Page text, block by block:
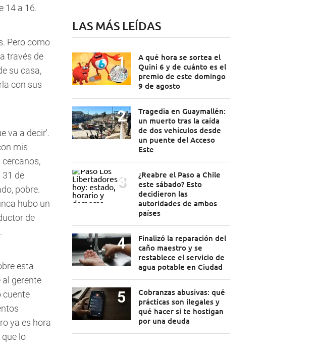
14 a 16.
Pero como
través de
su casa,
con sus
va a decir'.
mis
31 de
pobre.
hubo un
de
esta
gerente
cuente
ya es hora
lo
LAS MÁS LEÍDAS
A qué hora se sortea el
Quini 6 y de cuánto es el
premio de este domingo
9 de agosto
Tragedia en Guaymallén:
un muerto tras la caída
de dos vehículos desde
un puente del Acceso
Este
¿Reabre el Paso a Chile
este sábado? Esto
decidieron las
autoridades de ambos
países
Finalizó la reparación del
caño maestro y se
restablece el servicio de
agua potable en Ciudad
Cobranzas abusivas: qué
prácticas son ilegales y
qué hacer si te hostigan
por una deuda